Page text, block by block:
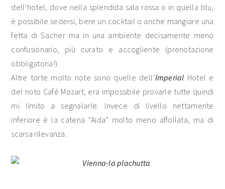
dell’hotel, dove nella splendida sala rossa o in quella blu,
è possibile sedersi, bere un cocktail o anche mangiare una
fetta di Sacher ma in una ambiente decisamente meno
confusionario, più curato e accogliente (prenotazione
obbligatoria!).
Altre torte molto note sono quelle dell’Imperial Hotel e
del noto Cafè Mozart, era impossibile provarle tutte quindi
mi limito a segnalarle. Invece di livello nettamente
inferiore è la catena “Aida” molto meno affollata, ma di
scarsa rilevanza.